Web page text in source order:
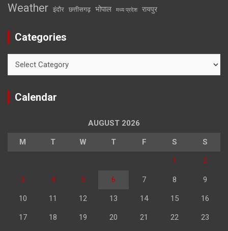
Weather इंदौर छत्तीसगढ़ भोपाल मध्य प्रदेश रायपुर
Categories
Calendar
AUGUST 2026
M T W T F S S
1 2
3 4 5 6 7 8 9
10 11 12 13 14 15 16
17 18 19 20 21 22 23